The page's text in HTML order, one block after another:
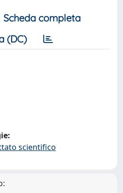
Scheda completa
(DC)
scientifico